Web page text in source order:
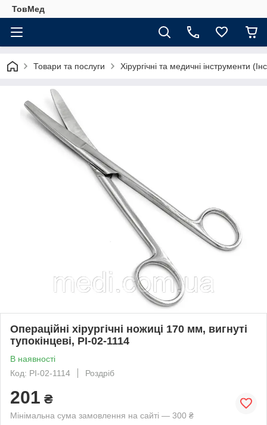
ТовМед
Товари та послуги Хірургічні та медичні інструменти
Операційні хірургічні ножиці 170 мм, вигнуті
тупокінцеві, PI-02-1114
В наявності
Код: PI-02-1114
Роздріб
201 ₴
Мінімальна сума замовлення на сайті — 300 ₴